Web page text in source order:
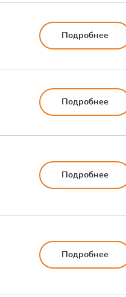
Подробнее
Подробнее
Подробнее
Подробнее